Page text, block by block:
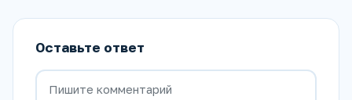
Оставьте ответ